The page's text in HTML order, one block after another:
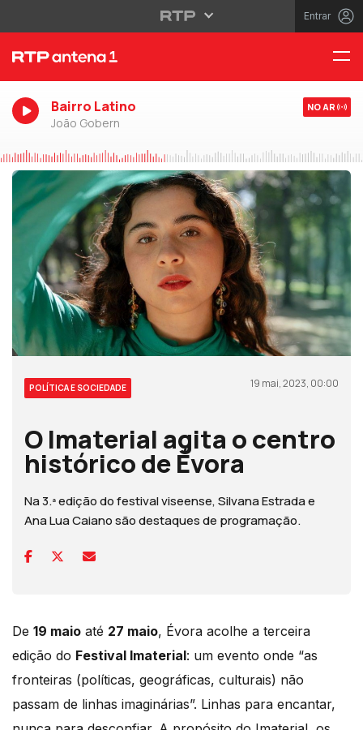
Entrar
Bairro Latino
João Gobern
NO AR
POLÍTICA E SOCIEDADE 19 mai, 2023, 00:00
O Imaterial agita o centro
histórico de Évora
Na 3.ª edição do festival viseense, Silvana Estrada e
Ana Lua Caiano são destaques de programação.
De 19 maio até 27 maio, Évora acolhe a terceira
edição do Festival Imaterial: um evento onde “as
fronteiras (políticas, geográficas, culturais) não
passam de linhas imaginárias”. Linhas para encantar,